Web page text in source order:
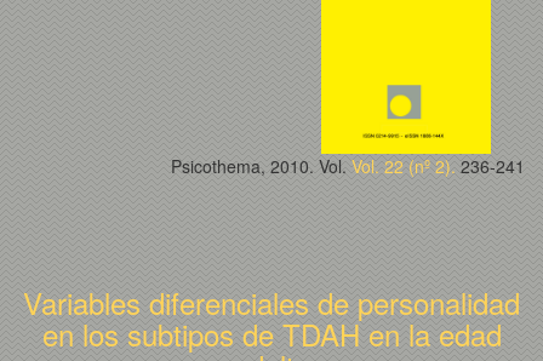
Psicothema, 2010. Vol. Vol. 22 (nº 2). 236-241
Variables diferenciales de personalidad
en los subtipos de TDAH en la edad